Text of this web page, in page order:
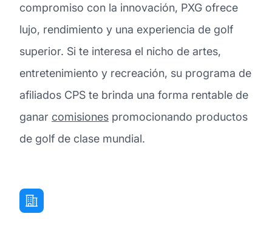
compromiso con la innovación, PXG ofrece
lujo, rendimiento y una experiencia de golf
superior. Si te interesa el nicho de artes,
entretenimiento y recreación, su programa de
afiliados CPS te brinda una forma rentable de
ganar comisiones promocionando productos
de golf de clase mundial.